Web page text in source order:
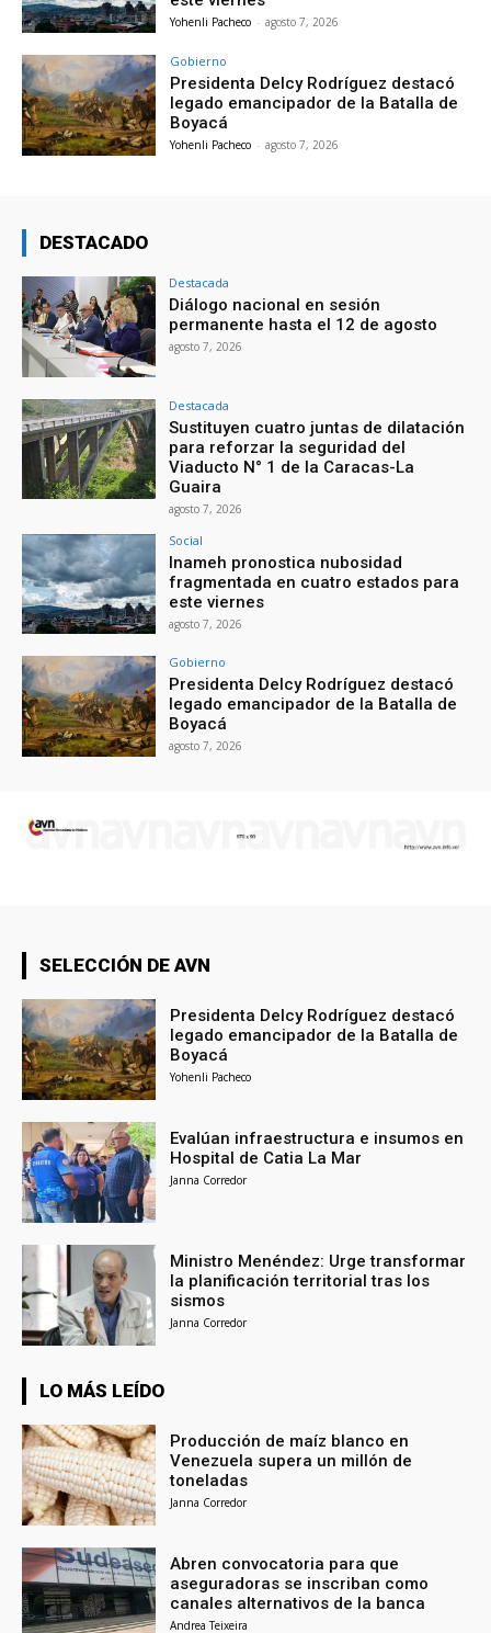
Yohenli Pacheco - agosto 7, 2026
Gobierno
Presidenta Delcy Rodríguez destacó
legado emancipador de la Batalla de
Boyacá
Yohenli Pacheco - agosto 7, 2026
DESTACADO
Destacada
Diálogo nacional en sesión
permanente hasta el 12 de agosto
agosto 7, 2026
Destacada
Sustituyen cuatro juntas de dilatación
para reforzar la seguridad del
Viaducto N° 1 de la Caracas-La
Guaira
agosto 7, 2026
Social
Inameh pronostica nubosidad
fragmentada en cuatro estados para
este viernes
agosto 7, 2026
Gobierno
Presidenta Delcy Rodríguez destacó
legado emancipador de la Batalla de
Boyacá
agosto 7, 2026
SELECCIÓN DE AVN
Presidenta Delcy Rodríguez destacó
legado emancipador de la Batalla de
Boyacá
Yohenli Pacheco
Evalúan infraestructura e insumos en
Hospital de Catia La Mar
Janna Corredor
Ministro Menéndez: Urge transformar
la planificación territorial tras los
sismos
Janna Corredor
LO MÁS LEÍDO
Producción de maíz blanco en
Venezuela supera un millón de
toneladas
Janna Corredor
Abren convocatoria para que
aseguradoras se inscriban como
canales alternativos de la banca
Andrea Teixeira